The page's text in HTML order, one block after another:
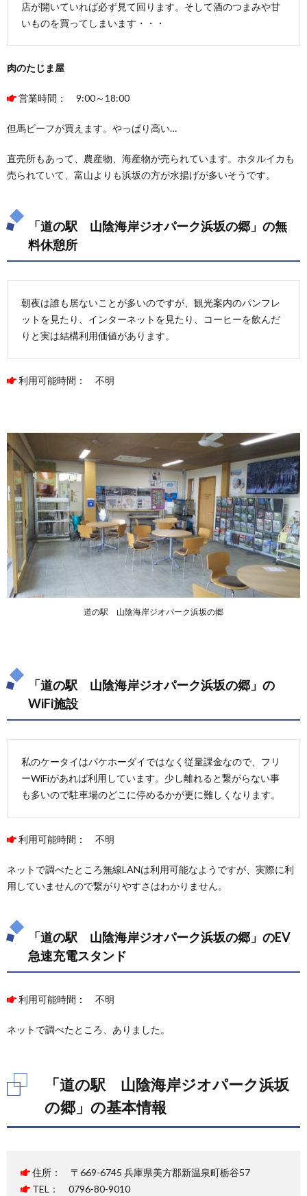
店が開いていれば必ず見て回ります。そして酒のつまみや甘
いものを買ってしまいます・・・
肉のたじま屋
営業時間： 9:00～18:00
但馬ビーフが買えます。やっぱり高い…
直売所もあって、農産物、海産物が売られています。ホタルイカも
売られていて、富山よりも浜坂の方が水揚げが多いそうです。
「道の駅 山陰海岸ジオパーク浜坂の郷」の無
料休憩所
朝夜は誰も居ないことが多いのですが、観光案内のパンフレ
ットを見たり、インターネットを見たり、コーヒーを飲んだ
りと実は結構利用価値があります。
利用可能時間： 不明
道の駅 山陰海岸ジオパーク浜坂の郷
「道の駅 山陰海岸ジオパーク浜坂の郷」の
WiFi施設
私のケータイはパケホーダイではなく従量課金なので、フリ
ーWiFiがあれば利用しています。少し離れると繋がらない事
も多いので駐車場のどこに停めるかが更に難しくなります。
利用可能時間： 不明
ネットで調べたところ無線LANは利用可能なようですが、実際に利
用していませんので繋がりやすさはわかりません。
「道の駅 山陰海岸ジオパーク浜坂の郷」のEV
急速充電スタンド
利用可能時間： 不明
ネットで調べたところ、ありました。
「道の駅 山陰海岸ジオパーク浜坂
の郷」の基本情報
住所： 〒669-6745 兵庫県美方郡新温泉町栃谷57
TEL： 0796-80-9010